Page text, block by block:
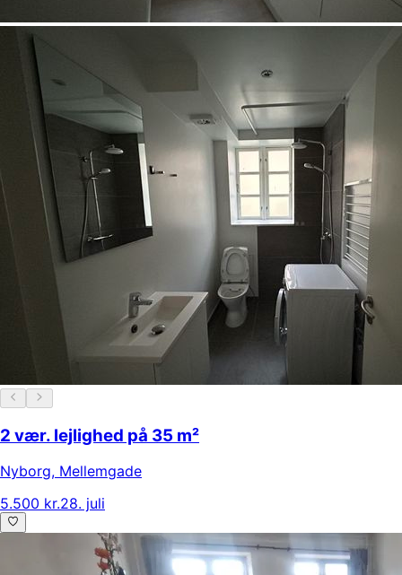
2 vær. lejlighed på 35 m²
Nyborg, Mellemgade
5.500 kr.28. juli